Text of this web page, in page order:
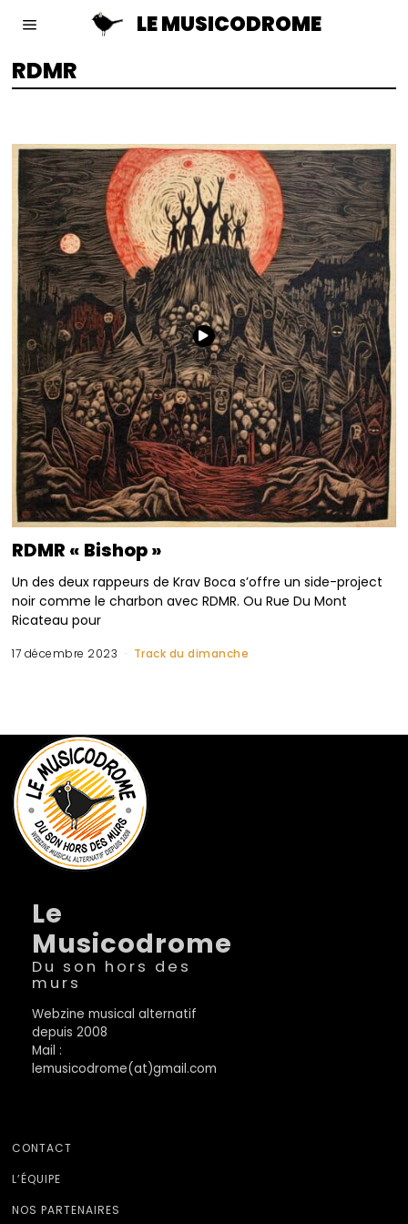
LE MUSICODROME
RDMR
RDMR « Bishop »
Un des deux rappeurs de Krav Boca s’offre un side-project
noir comme le charbon avec RDMR. Ou Rue Du Mont
Ricateau pour
17 décembre 2023 Track du dimanche
Le
Musicodrome
Du son hors des
murs
Webzine musical alternatif
depuis 2008
Mail :
lemusicodrome(at)gmail.com
CONTACT
L’ÉQUIPE
NOS PARTENAIRES